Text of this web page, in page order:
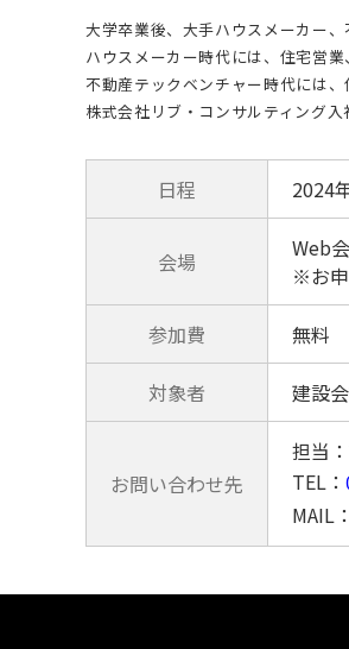
大学卒業後、大手ハウスメーカー
ハウスメーカー時代には、住宅営業
不動産テックベンチャー時代には
株式会社リブ・コンサルティング
日程 2024
会場
Web
※お
参加費 無料
対象者 建設
お問い合わせ先
担当
TEL：
MAIL：